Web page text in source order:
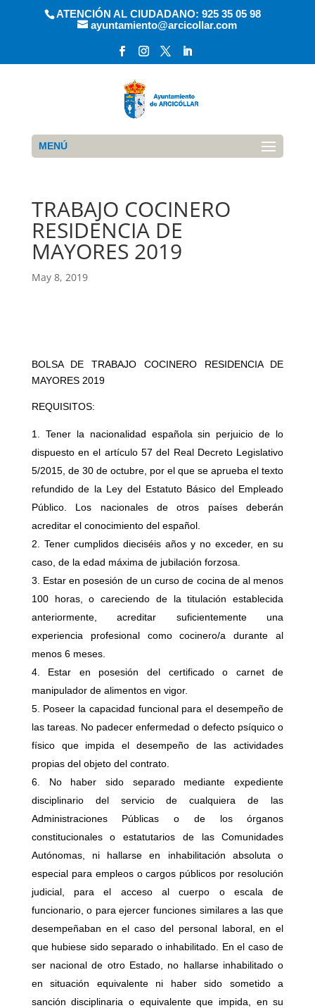
ATENCIÓN AL CIUDADANO: 925 35 05 98
ayuntamiento@arcicollar.com
MENÚ
TRABAJO COCINERO
RESIDENCIA DE
MAYORES 2019
May 8, 2019
BOLSA DE TRABAJO COCINERO RESIDENCIA DE
MAYORES 2019
REQUISITOS:
Tener la nacionalidad española sin perjuicio de lo
dispuesto en el artículo 57 del Real Decreto Legislativo
5/2015, de 30 de octubre, por el que se aprueba el texto
refundido de la Ley del Estatuto Básico del Empleado
Público. Los nacionales de otros países deberán
acreditar el conocimiento del español.
Tener cumplidos dieciséis años y no exceder, en su
caso, de la edad máxima de jubilación forzosa.
Estar en posesión de un curso de cocina de al menos
100 horas, o careciendo de la titulación establecida
anteriormente, acreditar suficientemente una
experiencia profesional como cocinero/a durante al
menos 6 meses.
Estar en posesión del certificado o carnet de
manipulador de alimentos en vigor.
Poseer la capacidad funcional para el desempeño de
las tareas. No padecer enfermedad o defecto psíquico o
físico que impida el desempeño de las actividades
propias del objeto del contrato.
No haber sido separado mediante expediente
disciplinario del servicio de cualquiera de las
Administraciones Públicas o de los órganos
constitucionales o estatutarios de las Comunidades
Autónomas, ni hallarse en inhabilitación absoluta o
especial para empleos o cargos públicos por resolución
judicial, para el acceso al cuerpo o escala de
funcionario, o para ejercer funciones similares a las que
desempeñaban en el caso del personal laboral, en el
que hubiese sido separado o inhabilitado. En el caso de
ser nacional de otro Estado, no hallarse inhabilitado o
en situación equivalente ni haber sido sometido a
sanción disciplinaria o equivalente que impida, en su